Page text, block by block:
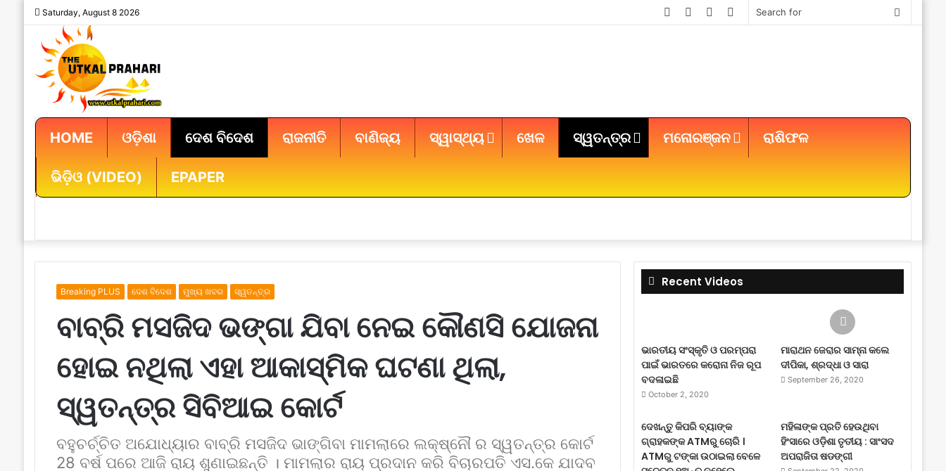
Saturday, August 8 2026
Search
Instagram
YouTube
Twitter
Facebook
HOME ଓଡ଼ିଶା ଦେଶ ବିଦେଶ ରାଜନୀତି ବାଣିଜ୍ୟ ସ୍ୱାସ୍ଥ୍ୟ ଖେଳ ସ୍ୱତନ୍ତ୍ର ମନୋରଞ୍ଜନ ରାଶିଫଳ
ଭିଡ଼ିଓ (VIDEO) EPAPER
Breaking PLUS ଦେଶ ବିଦେଶ ମୁଖ୍ୟ ଖବର ସ୍ୱତନ୍ତ୍ର
ବାବ୍ରି ମସଜିଦ ଭଙ୍ଗା ଯିବା ନେଇ କୌଣସି ଯୋଜନା
ହୋଇ ନଥିଲା ଏହା ଆକାସ୍ମିକ ଘଟଣା ଥିଲା,
ସ୍ୱତନ୍ତ୍ର ସିବିଆଇ କୋର୍ଟ
ବହୁଚର୍ଚ୍ଚିତ ଅଯୋଧ୍ୟାର ବାବ୍ରି ମସଜିଦ ଭାଙ୍ଗିବା ମାମଲାରେ ଲକ୍ଷ୍ନୌ ର ସ୍ୱତନ୍ତ୍ର କୋର୍ଟ
28 ବର୍ଷ ପରେ ଆଜି ରାୟ ଶୁଣାଇଛନ୍ତି । ମାମଲାର ରାୟ ପ୍ରଦାନ କରି ବିଚାରପତି ଏସ.କେ ଯାଦବ
Recent Videos
ଭାରତୀୟ ସଂସ୍କୃତି ଓ ପରମ୍ପରା
ପାଇଁ ଭାରତରେ କରୋନା ନିଜ ରୂପ
ବଦଳାଇଛି
October 2, 2020
ମାରାଥନ ଜେରାର ସାମ୍ନା କଲେ
ଦୀପିକା, ଶ୍ରଦ୍ଧା ଓ ସାରା
September 26, 2020
ଦେଖନ୍ତୁ କିପରି ବ୍ୟାଙ୍କ
ଗ୍ରାହକଙ୍କ ATMରୁ ଚୋରି ।
ATMରୁ ଟଙ୍କା ଉଠାଇଲା ବେଳେ
ମହିଳାଙ୍କ ପ୍ରତି ହେଉଥିବା
ହିଂସାରେ ଓଡ଼ିଶା ତୃତୀୟ : ସାଂସଦ
ଅପରାଜିତା ଷଡଙ୍ଗୀ